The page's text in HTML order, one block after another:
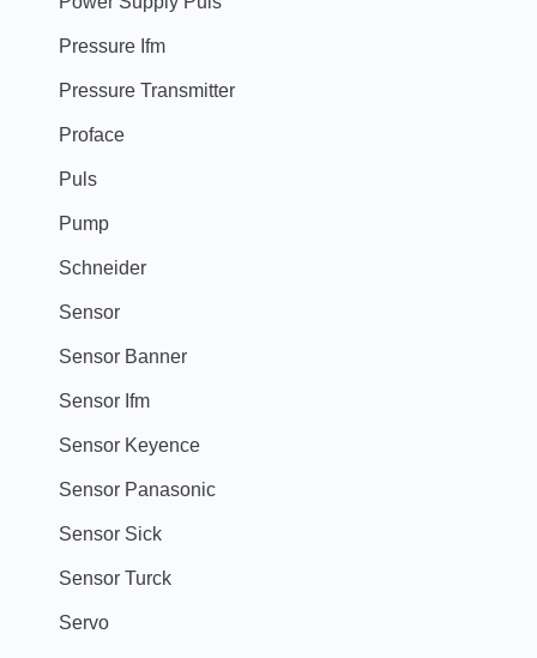
Pressure Ifm
Pressure Transmitter
Proface
Puls
Pump
Schneider
Sensor
Sensor Banner
Sensor Ifm
Sensor Keyence
Sensor Panasonic
Sensor Sick
Sensor Turck
Servo